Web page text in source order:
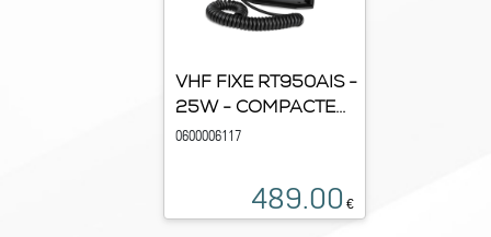
VHF FIXE RT950AIS -
25W - COMPACTE...
0600006117
489.00 €